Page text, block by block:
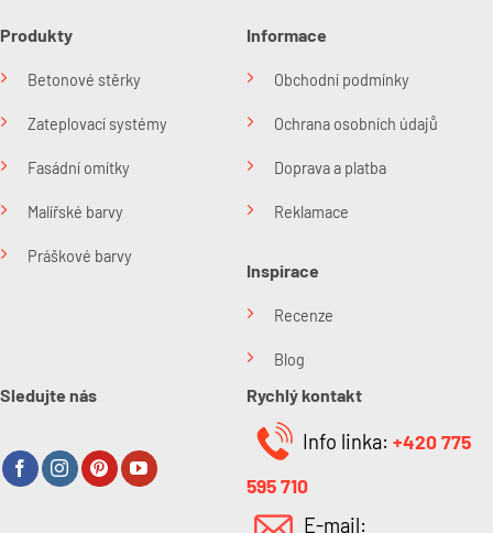
Produkty
Betonové stěrky
Zateplovací systémy
Fasádní omítky
Malířské barvy
Práškové barvy
Informace
Obchodní podmínky
Ochrana osobních údajů
Doprava a platba
Reklamace
Inspirace
Recenze
Blog
Sledujte nás Rychlý kontakt
Info linka: +420 775
595 710
E-mail: